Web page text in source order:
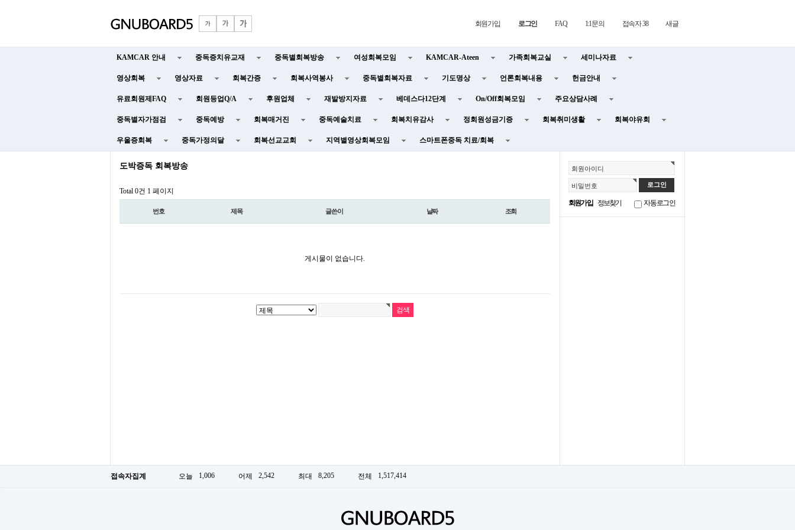
회원가입 로그인 FAQ 1:1문의 접속자 38 새글
KAMCAR 안내 중독증치유교재 중독별회복방송 여성회복모임 KAMCAR-Ateen 가족회복교실 세미나자료
영상회복 영상자료 회복간증 회복사역봉사 중독별회복자료 기도명상 언론회복내용 헌금안내
유료회원제FAQ 회원등업Q/A 후원업체 재발방지자료 베데스다12단계 On/Off회복모임 주요상담사례
중독별자가점검 중독예방 회복매거진 중독예술치료 회복치유감사 정회원성금기증 회복취미생활 회복야유회
우울증회복 중독가정의달 회복선교교회 지역별영상회복모임 스마트폰중독 치료/회복
회원아이디
비밀번호
회원가입 정보찾기 자동로그인
도박증독 회복방송
Total 0건 1 페이지
번호 제목 글쓴이 날짜 조회
게시물이 없습니다.
접속자집계 오늘 1,006 어제 2,542 최대 8,205 전체 1,517,414